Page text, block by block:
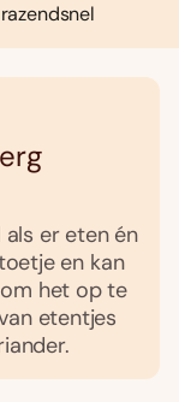
razendsnel
er eten én
en kan
het op te
etentjes